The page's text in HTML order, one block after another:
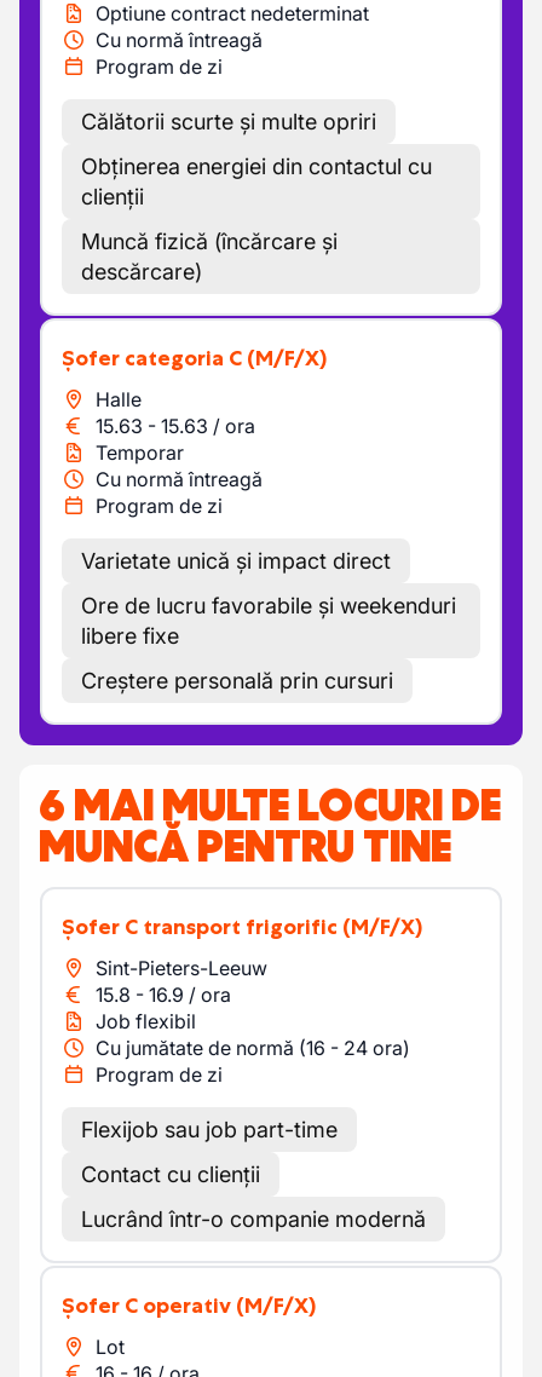
Optiune contract nedeterminat
Cu normă întreagă
Program de zi
Călătorii scurte și multe opriri
Obținerea energiei din contactul cu
clienții
Muncă fizică (încărcare și
descărcare)
Șofer categoria C (M/F/X)
Halle
15.63 - 15.63 / ora
Temporar
Cu normă întreagă
Program de zi
Varietate unică și impact direct
Ore de lucru favorabile și weekenduri
libere fixe
Creștere personală prin cursuri
6 MAI MULTE LOCURI DE
MUNCĂ PENTRU TINE
Șofer C transport frigorific (M/F/X)
Sint-Pieters-Leeuw
15.8 - 16.9 / ora
Job flexibil
Cu jumătate de normă (16 - 24 ora)
Program de zi
Flexijob sau job part-time
Contact cu clienții
Lucrând într-o companie modernă
Șofer C operativ (M/F/X)
Lot